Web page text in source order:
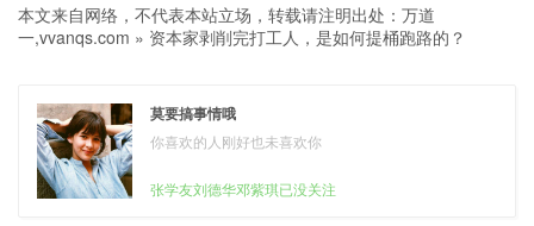
本文来自网络，不代表本站立场，转载请注明出处： 万道
一,vvanqs.com » 资本家剥削完打工人，是如何提桶跑路的？
莫要搞事情哦
你喜欢的人刚好也未喜欢你
张学友刘德华邓紫琪已没关注